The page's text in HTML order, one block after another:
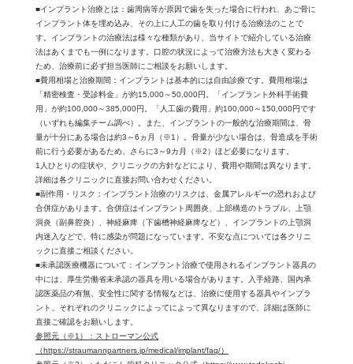
■インプラント治療とは：歯周病等が原因で歯を失った場合に行われ、あご骨に
インプラント体を埋め込み、その上に人工の歯を取り付ける治療法のことで
す。インプラントの治療法は様々な種類があり、当サイトで紹介している治療
法はあくまでも一例になります。口腔の状況によって治療方法も大きく変わる
ため、治療前に必ず担当医師にご相談をお願いします。
■費用相場と治療期間：インプラントは基本的には自由診療です。費用相場は
「精密検査・受診料金」が約15,000～50,000円。「インプラント外科手術費
用」が約100,000～385,000円。「人工歯の費用」約100,000～150,000円です
（いずれも編集チーム調べ）。また、インプラントの一般的な治療期間は、骨
量が十分にある場合は約3～6ヵ月（※1）。骨量が少ない場合は、骨造成を手術
前に行う必要があるため、さらに3～9カ月（※2）ほど必要になります。
1人ひとりの症状や、クリニックの方針などにより、費用や期間は異なります。
詳細は各クリニックに直接お問い合わせください。
■副作用・リスク：インプラント治療のリスクは、金属アレルギーの恐れおよび
合併症があります。合併症はインプラント周囲炎、上部構造のトラブル、上顎
洞炎（副鼻腔炎）、神経麻痺（下歯槽神経麻痺など）、インプラントの上顎洞
内迷入などで、特に感染が問題になっています。不安な点については各クリニ
ックに直接ご相談ください。
■未承認医療機器について：インプラント治療で使用されるインプラント器具の
中には、厚生労働省未承認の器具を用いる場合があります。入手経路、国内承
認医薬品の有無、安全性に関する情報などは、治療に使用する器具やインプラ
ント、それぞれのクリニックによってによって異なりますので、詳細は医師に
直接ご確認をお願いします。
参照元（※1）：ストローマン公式
（https://straumannpartners.jp/medical/implant/faq/）